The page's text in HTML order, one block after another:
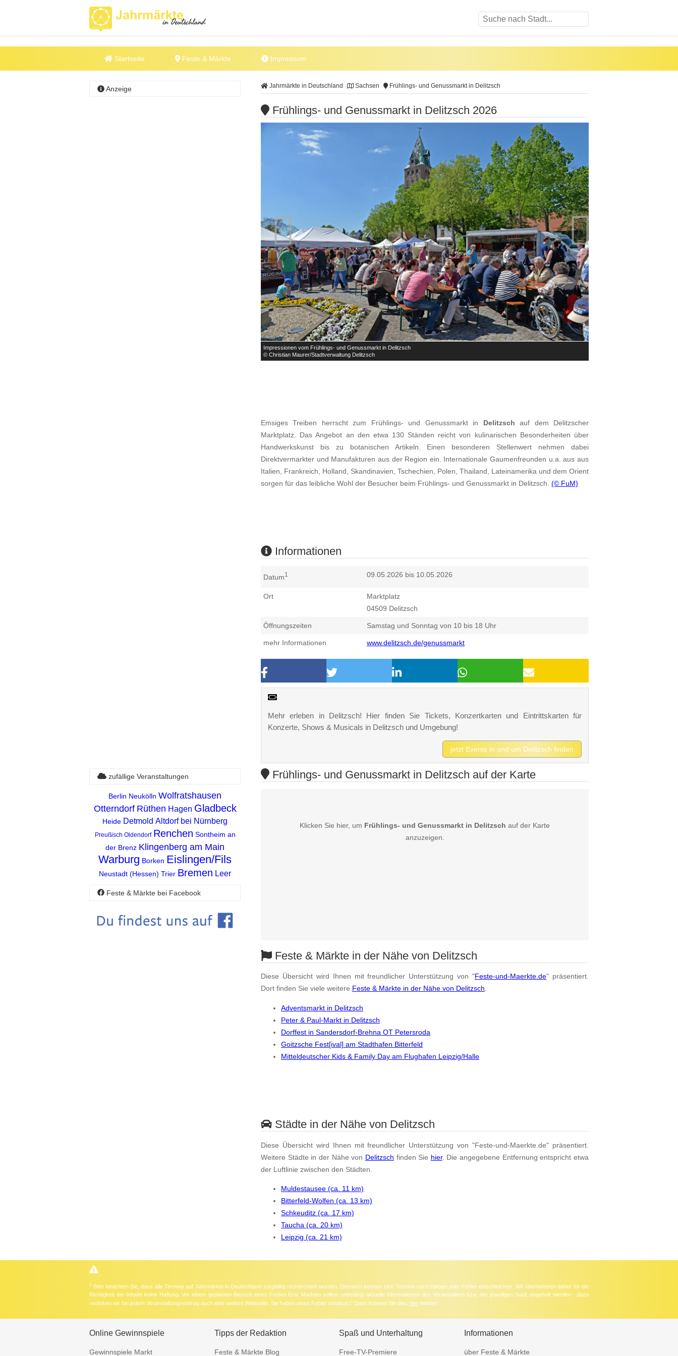
Startseite Feste & Märkte Impressum
Jahrmärkte in Deutschland Sachsen Frühlings- und Genussmarkt in Delitzsch
Frühlings- und Genussmarkt in Delitzsch 2026
Impressionen vom Frühlings- und Genussmarkt in Delitzsch
© Christian Maurer/Stadtverwaltung Delitzsch
 
Emsiges Treiben herrscht zum Frühlings- und Genussmarkt in Delitzsch auf dem Delitzscher
Marktplatz. Das Angebot an den etwa 130 Ständen reicht von kulinarischen Besonderheiten über
Handwerkskunst bis zu botanischen Artikeln. Einen besonderen Stellenwert nehmen dabei
Direktvermarkter und Manufakturen aus der Region ein. Internationale Gaumenfreunden u.a. aus aus
Italien, Frankreich, Holland, Skandinavien, Tschechien, Polen, Thailand, Lateinamerika und dem Orient
sorgen für das leibliche Wohl der Besucher beim Frühlings- und Genussmarkt in Delitzsch. (© FuM)
Informationen
Datum1 09.05.2026 bis 10.05.2026
Ort
Marktplatz
04509 Delitzsch
Öffnungszeiten Samstag und Sonntag von 10 bis 18 Uhr
mehr Informationen www.delitzsch.de/genussmarkt
Mehr erleben in Delitzsch! Hier finden Sie Tickets, Konzertkarten und Eintrittskarten für
Konzerte, Shows & Musicals in Delitzsch und Umgebung!
jetzt Events in und um Delitzsch finden
Anzeige
Frühlings- und Genussmarkt in Delitzsch auf der Karte
Klicken Sie hier, um Frühlings- und Genussmarkt in Delitzsch auf der Karte
anzuzeigen.
Feste & Märkte in der Nähe von Delitzsch
Diese Übersicht wird Ihnen mit freundlicher Unterstützung von "Feste-und-Maerkte.de" präsentiert.
Dort finden Sie viele weitere Feste & Märkte in der Nähe von Delitzsch.
Adventsmarkt in Delitzsch
Peter & Paul-Markt in Delitzsch
Dorffest in Sandersdorf-Brehna OT Petersroda
Goitzsche Fest[ival] am Stadthafen Bitterfeld
Mitteldeutscher Kids & Family Day am Flughafen Leipzig/Halle
Städte in der Nähe von Delitzsch
Diese Übersicht wird Ihnen mit freundlicher Unterstützung von "Feste-und-Maerkte.de" präsentiert.
Weitere Städte in der Nähe von Delitzsch finden Sie hier. Die angegebene Entfernung entspricht etwa
der Luftlinie zwischen den Städten.
Muldestausee (ca. 11 km)
Bitterfeld-Wolfen (ca. 13 km)
Schkeuditz (ca. 17 km)
Taucha (ca. 20 km)
Leipzig (ca. 21 km)
zufällige Veranstaltungen
Berlin Neukölln Wolfratshausen
Otterndorf Rüthen Hagen Gladbeck
Heide Detmold Altdorf bei Nürnberg
Preußisch Oldendorf Renchen Sontheim an
der Brenz Klingenberg am Main
Warburg Borken Eislingen/Fils
Neustadt (Hessen) Trier Bremen Leer
Feste & Märkte bei Facebook
1 Bitte beachten Sie, dass alle Termine auf Jahrmärkte in Deutschland sorgfältig recherchiert wurden. Dennoch können sich Termine verschieben oder Fehler einschleichen. Wir übernehmen daher für die
Richtigkeit der Inhalte keine Haftung. Vor einem geplanten Besuch eines Festes bzw. Marktes sollten unbedingt aktuelle Informationen des Veranstalters bzw. der jeweiligen Stadt eingeholt werden - dazu
verlinken wir bei jedem Veranstaltungseintrag auch eine weitere Webseite. Sie haben einen Fehler entdeckt? Dann können Sie dies hier melden.
Online Gewinnspiele
Gewinnspiele Markt
Tipps der Redaktion
Feste & Märkte Blog
Spaß und Unterhaltung
Free-TV-Premiere
Informationen
über Feste & Märkte